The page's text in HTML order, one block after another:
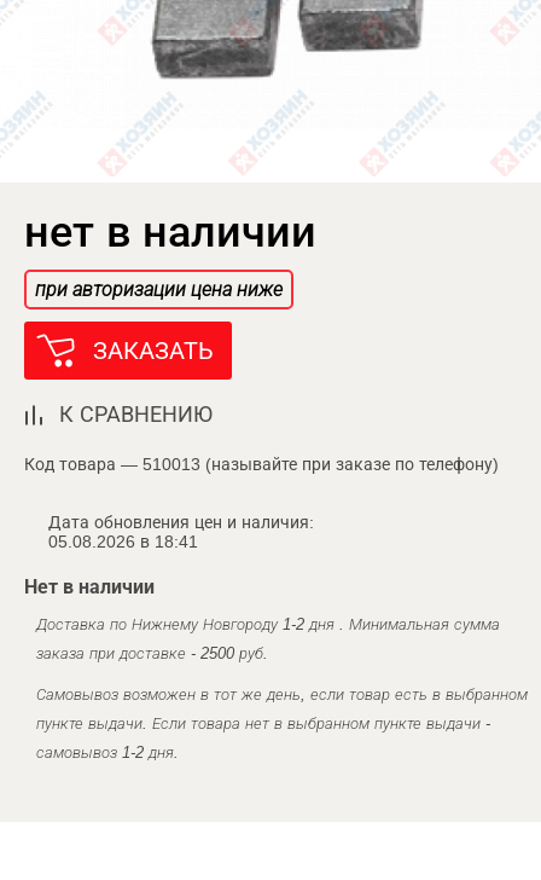
нет в наличии
при авторизации цена ниже
ЗАКАЗАТЬ
К СРАВНЕНИЮ
Код товара — 510013 (называйте при заказе по телефону)
Дата обновления цен и наличия:
05.08.2026 в 18:41
Нет в наличии
Доставка по Нижнему Новгороду 1-2 дня . Минимальная сумма
заказа при доставке - 2500 руб.
Самовывоз возможен в тот же день, если товар есть в выбранном
пункте выдачи. Если товара нет в выбранном пункте выдачи -
самовывоз 1-2 дня.